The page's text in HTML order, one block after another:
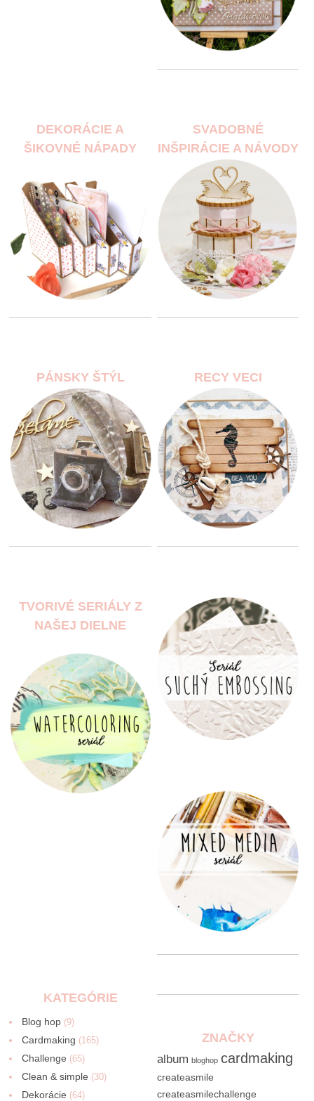
DEKORÁCIE A
ŠIKOVNÉ NÁPADY
SVADOBNÉ
INŠPIRÁCIE A NÁVODY
PÁNSKY ŠTÝL RECY VECI
TVORIVÉ SERIÁLY Z
NAŠEJ DIELNE
KATEGÓRIE
Blog hop (9)
Cardmaking (165)
Challenge (65)
Clean & simple (30)
Dekorácie (64)
ZNAČKY
album bloghop cardmaking
createasmile
createasmilechallenge